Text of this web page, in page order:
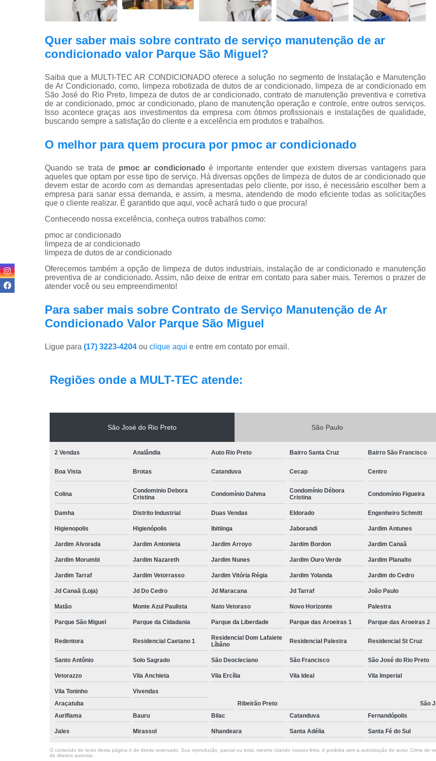
Plano de Manutenção de Ar Condicionado
Plano de Manutenção
Plano Manutenção Ar
Pmoc Ar Condicionado Vila
Pmoc para Ar Condicionado
Pmoc
Pmoc Plano de Manutenção
Retrofit de Sistema de Ar
Sistema Ar Condicionado São José do Rio
Sistema de Ar Condicionado
Sistema de Dutos de Ar Condicionado
Sistema de Climatização Hospitalar
Sistema de Climatização Vrf
Quer saber mais sobre contrato de serviço manutenção de ar
condicionado valor Parque São Miguel?
Saiba que a MULTI-TEC AR CONDICIONADO oferece a solução no segmento de Instalação e Manutenção
de Ar Condicionado, como, limpeza robotizada de dutos de ar condicionado, limpeza de ar condicionado em
São José do Rio Preto, limpeza de dutos de ar condicionado, contrato de manutenção preventiva e corretiva
de ar condicionado, pmoc ar condicionado, plano de manutenção operação e controle, entre outros serviços.
Isso acontece graças aos investimentos da empresa com ótimos profissionais e instalações de qualidade,
buscando sempre a satisfação do cliente e a excelência em produtos e trabalhos.
O melhor para quem procura por pmoc ar condicionado
Quando se trata de pmoc ar condicionado é importante entender que existem diversas vantagens para
aqueles que optam por esse tipo de serviço. Há diversas opções de limpeza de dutos de ar condicionado que
devem estar de acordo com as demandas apresentadas pelo cliente, por isso, é necessário escolher bem a
empresa para sanar essa demanda, e assim, a mesma, atendendo de modo eficiente todas as solicitações
que o cliente realizar. É garantido que aqui, você achará tudo o que procura!
Conhecendo nossa excelência, conheça outros trabalhos como:
pmoc ar condicionado
limpeza de ar condicionado
limpeza de dutos de ar condicionado
Oferecemos também a opção de limpeza de dutos industriais, instalação de ar condicionado e manutenção
preventiva de ar condicionado. Assim, não deixe de entrar em contato para saber mais. Teremos o prazer de
atender você ou seu empreendimento!
Para saber mais sobre Contrato de Serviço Manutenção de Ar
Condicionado Valor Parque São Miguel
Ligue para (17) 3223-4204 ou clique aqui e entre em contato por email.
Regiões onde a MULT-TEC atende:
São José do Rio Preto São Paulo
2 Vendas Analândia Auto Rio Preto Bairro Santa Cruz Bairro São Francisco
Boa Vista Brotas Catanduva Cecap Centro
Colina
Condominio Debora
Cristina
Condomínio Dahma
Condomínio Débora
Cristina
Condomínio Figueira
Damha Distrito Industrial Duas Vendas Eldorado Engenheiro Schmitt
Higienopolis Higienópolis Ibitiinga Jaborandi Jardim Antunes
Jardim Alvorada Jardim Antonieta Jardim Arroyo Jardim Bordon Jardim Canaã
Jardim Morumbi Jardim Nazareth Jardim Nunes Jardim Ouro Verde Jardim Planalto
Jardim Tarraf Jardim Vetorrasso Jardim Vitória Régia Jardim Yolanda Jardim do Cedro
Jd Canaã (Loja) Jd Do Cedro Jd Maracana Jd Tarraf João Paulo
Matão Monte Azul Paulista Nato Vetoraso Novo Horizonte Palestra
Parque São Miguel Parque da Cidadania Parque da Liberdade Parque das Aroeiras 1 Parque das Aroeiras 2
Redentora Residencial Caetano 1
Residencial Dom Lafaiete
Líbâno
Residencial Palestra Residencial St Cruz
Santo Antônio Solo Sagrado São Deocleciano São Francisco São José do Rio Preto
Vetorazzo Vila Anchieta Vila Ercília Vila Ideal Vila Imperial
Vila Toninho
Vivendas
Araçatuba
Ribeirão Preto
São
Auriflama
Bauru Bilac Catanduva Fernandópolis
Jales Mirassol Nhandeara Santa Adélia Santa Fé do Sul
O conteúdo do texto desta página é de direito reservado. Sua reprodução, parcial ou total, mesmo citando nossos links, é proibida sem a autorização do autor. Crime de
de direitos autorais